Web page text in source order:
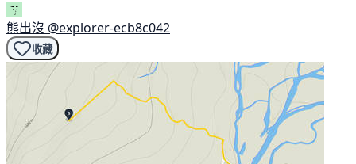
熊出沒 @explorer-ecb8c042
收藏